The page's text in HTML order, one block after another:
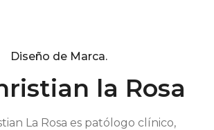
Diseño de Marca.
la Rosa
La Rosa es patólogo clínico,